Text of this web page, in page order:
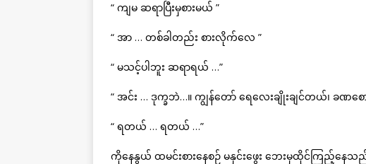
“ ကျမ ဆရာပြီးမှစားမယ် ”
“ အာ … တစ်ခါတည်း စားလိုက်လေ ”
“ မသင့်ပါဘူး ဆရာရယ် …”
“ အင်း … ဒုက္ခဘဲ…။ ကျွန်တော် ရေလေးချိုးချင်တယ်၊ ခဏစော
“ ရတယ် … ရတယ် …”
ကိုနေနွယ် ထမင်းစားနေစဉ် မနှင်းဖွေး ဘေးမှထိုင်ကြည့်နေ